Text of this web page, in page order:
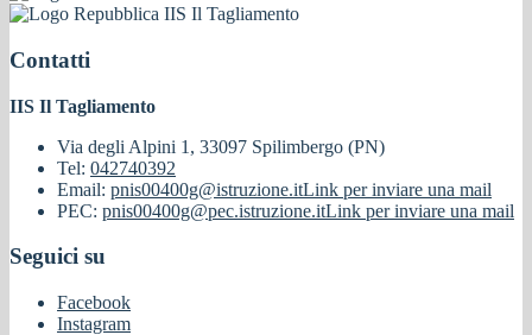
IIS Il Tagliamento
Contatti
IIS Il Tagliamento
Via degli Alpini 1, 33097 Spilimbergo (PN)
Tel: 042740392
Email: pnis00400g@istruzione.itLink per inviare una mail
PEC: pnis00400g@pec.istruzione.itLink per inviare una mail
Seguici su
Facebook
Instagram